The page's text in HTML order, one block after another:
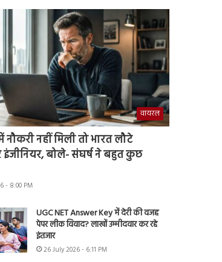
वायरल
नौकरी नहीं मिली तो भारत लौटे
इंजीनियर, बोले- संघर्ष ने बहुत कुछ
- 8:00 PM
UGC NET Answer Key में देरी की वजह
पेपर लीक विवाद? लाखों उम्मीदवार कर रहे
इंतजार
26 July 2026 - 6:11 PM